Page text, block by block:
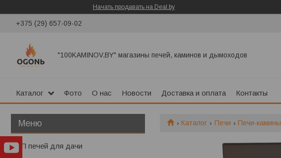
Начать продавать на Deal.by
+375 (29) 657-09-02
"100KAMINOV.BY" магазины печей, каминов и дымоходов
Каталог Фото О нас Новости Доставка и оплата Контакты
Каталог Печи Печи-камины
ТОП печей для дачи